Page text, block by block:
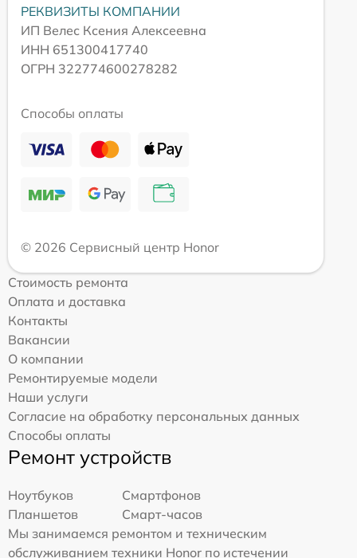
РЕКВИЗИТЫ КОМПАНИИ
ИП Велес Ксения Алексеевна
ИНН 651300417740
ОГРН 322774600278282
Способы оплаты
© 2026 Сервисный центр Honor
Стоимость ремонта
Оплата и доставка
Контакты
Вакансии
О компании
Ремонтируемые модели
Наши услуги
Согласие на обработку персональных данных
Способы оплаты
Ремонт устройств
Ноутбуков
Смартфонов
Планшетов
Смарт-часов
Мы занимаемся ремонтом и техническим
обслуживанием техники Honor по истечении